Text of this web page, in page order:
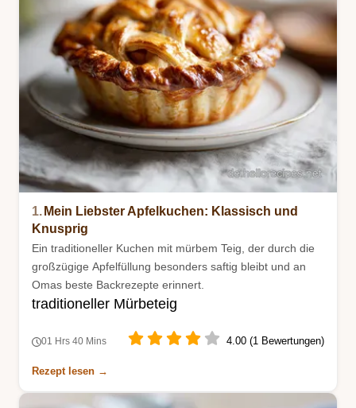
1. Mein Liebster Apfelkuchen: Klassisch und
Knusprig
Ein traditioneller Kuchen mit mürbem Teig, der durch die
großzügige Apfelfüllung besonders saftig bleibt und an
Omas beste Backrezepte erinnert.
traditioneller Mürbeteig
01 Hrs 40 Mins 4.00 (1 Bewertungen)
Rezept lesen →